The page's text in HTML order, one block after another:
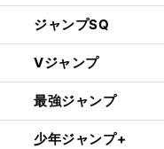
ジャンプSQ
Vジャンプ
最強ジャンプ
少年ジャンプ+